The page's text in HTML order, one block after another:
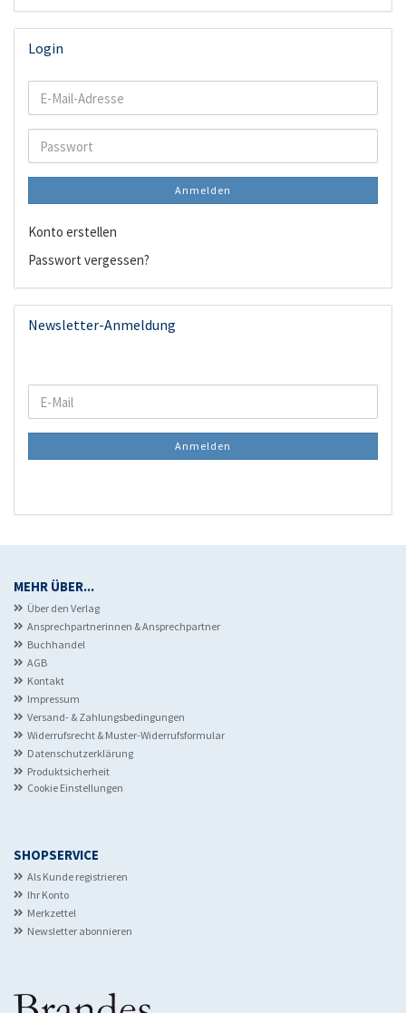
Login
E-
Mail-
Passwort
Anmelden
Konto erstellen
Passwort vergessen?
Newsletter-Anmeldung
WEITER
ZUR
NEWSLETTER-
E-
Mail
Anmelden
MEHR ÜBER...
Über den Verlag
Ansprechpartnerinnen & Ansprechpartner
Buchhandel
AGB
Kontakt
Impressum
Versand- & Zahlungsbedingungen
Widerrufsrecht & Muster-Widerrufsformular
Datenschutzerklärung
Produktsicherheit
Cookie Einstellungen
SHOPSERVICE
Als Kunde registrieren
Ihr Konto
Merkzettel
Newsletter abonnieren